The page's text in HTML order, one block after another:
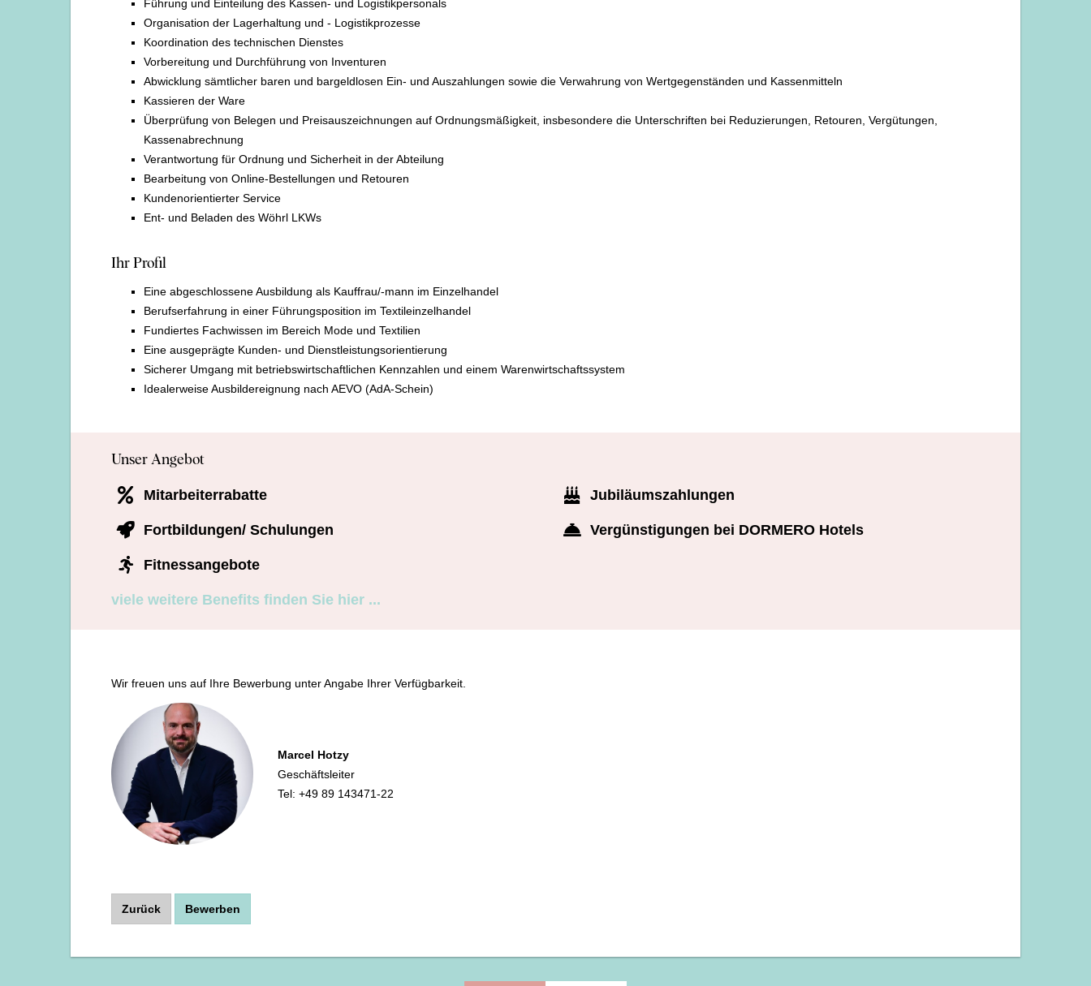
Führung und Einteilung des Kassen- und Logistikpersonals
Organisation der Lagerhaltung und - Logistikprozesse
Koordination des technischen Dienstes
Vorbereitung und Durchführung von Inventuren
Abwicklung sämtlicher baren und bargeldlosen Ein- und Auszahlungen sowie die Verwahrung von Wertgegenständen und Kassenmitteln
Kassieren der Ware
Überprüfung von Belegen und Preisauszeichnungen auf Ordnungsmäßigkeit, insbesondere die Unterschriften bei Reduzierungen, Retouren, Vergütungen,
Kassenabrechnung
Verantwortung für Ordnung und Sicherheit in der Abteilung
Bearbeitung von Online-Bestellungen und Retouren
Kundenorientierter Service
Ent- und Beladen des Wöhrl LKWs
Ihr Profil
Eine abgeschlossene Ausbildung als Kauffrau/-mann im Einzelhandel
Berufserfahrung in einer Führungsposition im Textileinzelhandel
Fundiertes Fachwissen im Bereich Mode und Textilien
Eine ausgeprägte Kunden- und Dienstleistungsorientierung
Sicherer Umgang mit betriebswirtschaftlichen Kennzahlen und einem Warenwirtschaftssystem
Idealerweise Ausbildereignung nach AEVO (AdA-Schein)
Unser Angebot
Mitarbeiterrabatte Jubiläumszahlungen
Fortbildungen/ Schulungen Vergünstigungen bei DORMERO Hotels
Fitnessangebote
viele weitere Benefits finden Sie hier ...
Wir freuen uns auf Ihre Bewerbung unter Angabe Ihrer Verfügbarkeit.
Marcel Hotzy
Geschäftsleiter
Tel: +49 89 143471-22
Zurück Bewerben